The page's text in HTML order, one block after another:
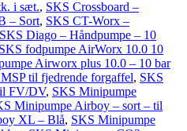
i sæt., SKS Crossboard –
– Sort, SKS CT-Worx –
SKS Diago – Håndpumpe – 10
SKS fodpumpe AirWorx 10.0 10
Airworx plus 10.0 – 10 bar
til fjedrende forgaffel, SKS
FV/DV, SKS Minipumpe
Minipumpe Airboy – sort – til
XL – Blå, SKS Minipumpe